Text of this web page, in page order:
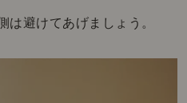
は避けてあげましょう。